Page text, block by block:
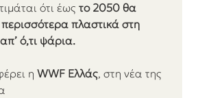
ότι έως το 2050 θα
πλαστικά στη
ό,τι ψάρια.
η WWF Ελλάς, στη νέα της